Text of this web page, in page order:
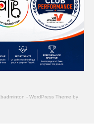
- WordPress Theme by